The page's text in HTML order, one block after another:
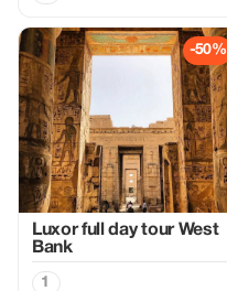
-50%
Luxor full day tour West
Bank
1